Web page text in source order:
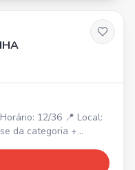
da categoria +